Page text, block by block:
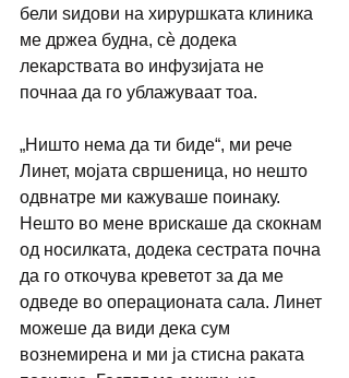
бели ѕидови на хируршката клиника
ме држеа будна, сѐ додека
лекарствата во инфузијата не
почнаа да го ублажуваат тоа.
„Ништо нема да ти биде“, ми рече
Линет, мојата свршеница, но нешто
одвнатре ми кажуваше поинаку.
Нешто во мене врискаше да скокнам
од носилката, додека сестрата почна
да го откочува креветот за да ме
одведе во операционата сала. Линет
можеше да види дека сум
вознемирена и ми ја стисна раката